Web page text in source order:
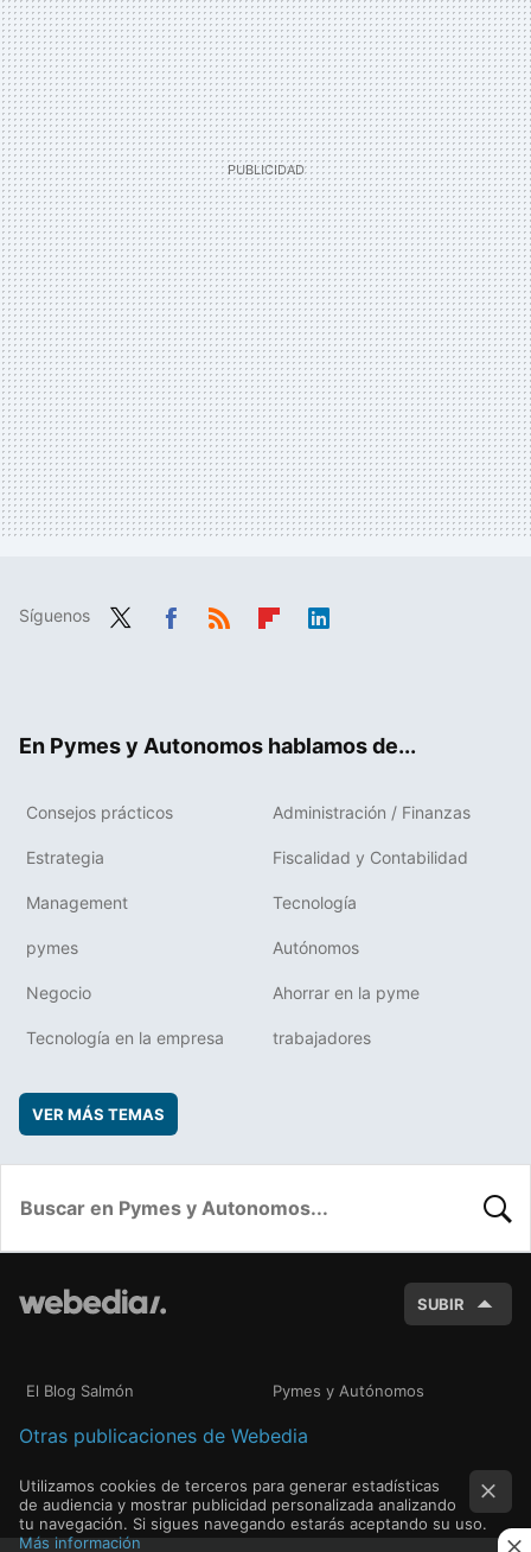
Síguenos
En Pymes y Autonomos hablamos de...
Consejos prácticos Administración / Finanzas
Estrategia Fiscalidad y Contabilidad
Management Tecnología
pymes Autónomos
Negocio Ahorrar en la pyme
Tecnología en la empresa trabajadores
VER MÁS TEMAS
SUBIR
El Blog Salmón Pymes y Autónomos
Otras publicaciones de Webedia
Utilizamos cookies de terceros para generar estadísticas
de audiencia y mostrar publicidad personalizada analizando
tu navegación. Si sigues navegando estarás aceptando su uso.
Más información